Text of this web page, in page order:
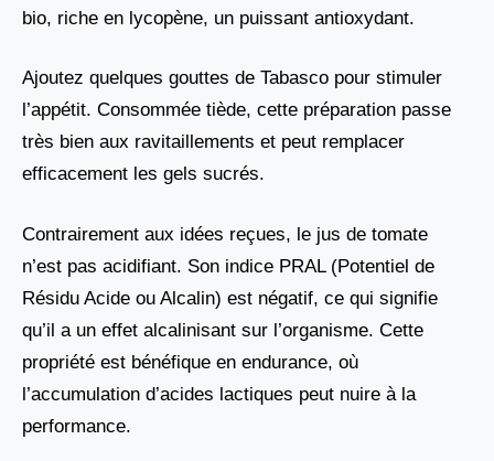
bio, riche en lycopène, un puissant antioxydant.
Ajoutez quelques gouttes de Tabasco pour stimuler
l’appétit. Consommée tiède, cette préparation passe
très bien aux ravitaillements et peut remplacer
efficacement les gels sucrés.
Contrairement aux idées reçues, le jus de tomate
n’est pas acidifiant. Son indice PRAL (Potentiel de
Résidu Acide ou Alcalin) est négatif, ce qui signifie
qu’il a un effet alcalinisant sur l’organisme. Cette
propriété est bénéfique en endurance, où
l’accumulation d’acides lactiques peut nuire à la
performance.